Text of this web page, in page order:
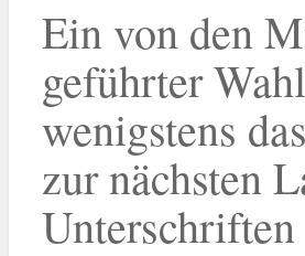
Ein von den
geführter
wenigstens
zur nächsten